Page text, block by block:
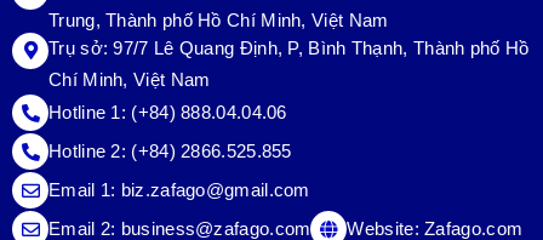
Trung, Thành phố Hồ Chí Minh, Việt Nam
Trụ sở:97/7 Lê Quang Định, P, Bình Thạnh, Thành phố Hồ
Chí Minh, Việt Nam
Hotline 1: (+84) 888.04.04.06
Hotline 2: (+84) 2866.525.855
Email 1: biz.zafago@gmail.com
Email 2: business@zafago.com Website:Zafago.com